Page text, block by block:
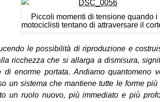
Piccoli momenti di tensione quando i
motociclisti tentano di attraversare il
le possibilità di riproduzione e
ricchezza che si allarga a dismisura,
di enorme portata. Andiamo quantomeno
un sistema che mantiene tutte le forme
un ruolo nuovo, più immediato e più